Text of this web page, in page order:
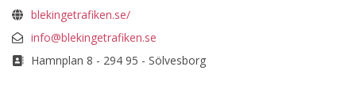
blekingetrafiken.se/
info@blekingetrafiken.se
Hamnplan 8 - 294 95 - Sölvesborg